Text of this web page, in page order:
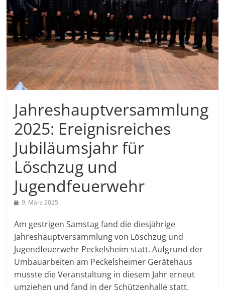
Jahreshauptversammlung
2025: Ereignisreiches
Jubiläumsjahr für
Löschzug und
Jugendfeuerwehr
9. März 2025
Am gestrigen Samstag fand die diesjährige
Jahreshauptversammlung von Löschzug und
Jugendfeuerwehr Peckelsheim statt. Aufgrund der
Umbauarbeiten am Peckelsheimer Gerätehaus
musste die Veranstaltung in diesem Jahr erneut
umziehen und fand in der Schützenhalle statt.